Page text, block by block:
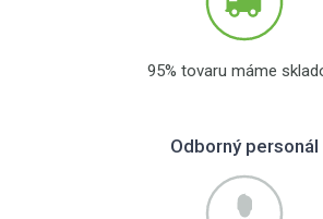
95% tovaru máme
Odborný personál